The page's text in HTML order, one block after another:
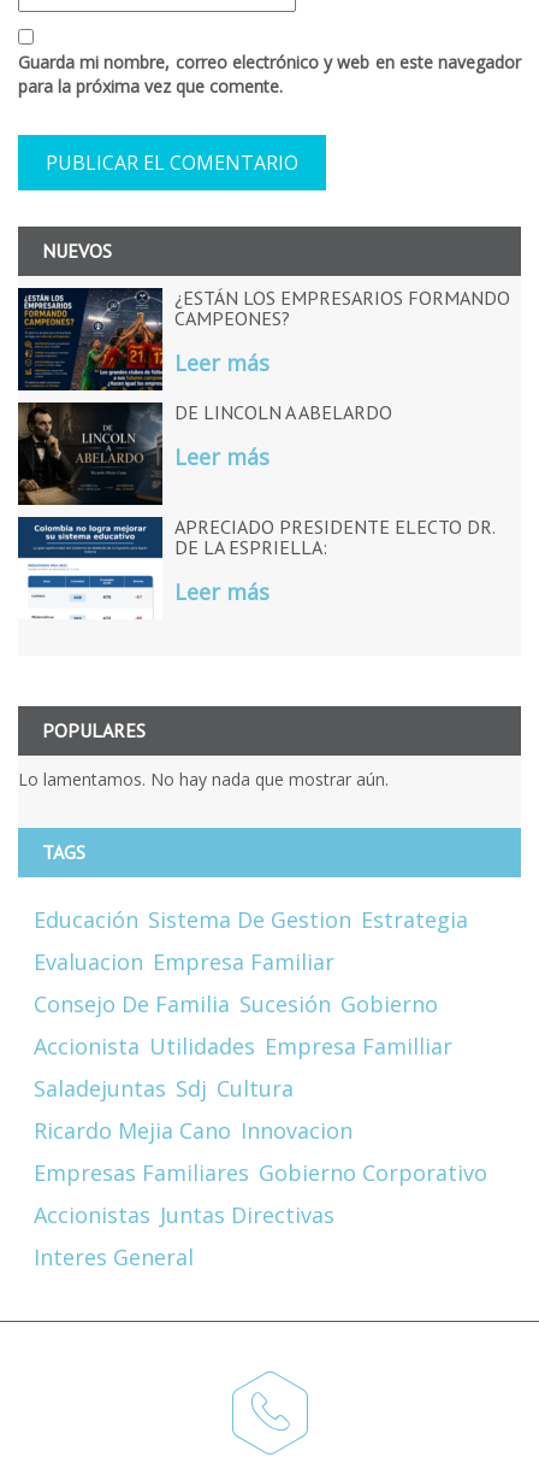
Guarda mi nombre, correo electrónico y web en este navegador
para la próxima vez que comente.
NUEVOS
¿ESTÁN LOS EMPRESARIOS FORMANDO
CAMPEONES?
Leer más
DE LINCOLN A ABELARDO
Leer más
APRECIADO PRESIDENTE ELECTO DR.
DE LA ESPRIELLA:
Leer más
POPULARES
Lo lamentamos. No hay nada que mostrar aún.
TAGS
Educación Sistema De Gestion Estrategia
Evaluacion Empresa Familiar
Consejo De Familia Sucesión Gobierno
Accionista Utilidades Empresa Familliar
Saladejuntas Sdj Cultura
Ricardo Mejia Cano Innovacion
Empresas Familiares Gobierno Corporativo
Accionistas Juntas Directivas
Interes General